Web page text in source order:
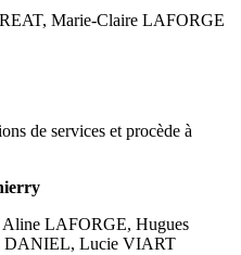
Marie-Claire LAFORGE
de services et procède à
Aline LAFORGE, Hugues
DANIEL, Lucie VIART